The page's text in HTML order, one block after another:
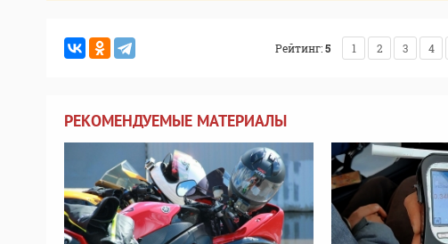
Рейтинг:5 1 2 3 4
РЕКОМЕНДУЕМЫЕ МАТЕРИАЛЫ